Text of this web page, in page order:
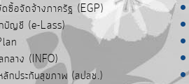
ดซื้อจัดจ้างภาครัฐ (EGP)
บัญชี (e-Lass)
กลาง (INFO)
ลักประกันสุขภาพ (สปสช.)